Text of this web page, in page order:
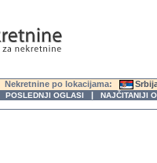
Nekretnine po lokacijama:
POSLEDNJI OGLASI | NAJČITANIJI